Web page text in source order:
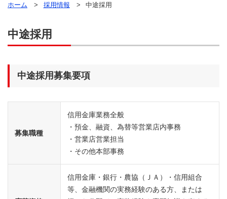
ホーム 採用情報 中途採用
中途採用
中途採用募集要項
募集職種
信用金庫業務全般
・預金、融資、為替等営業店内事務
・営業店営業担当
・その他本部事務
信用金庫・銀行・農協（ＪＡ）・信用組合
等、金融機関の実務経験のある方、または